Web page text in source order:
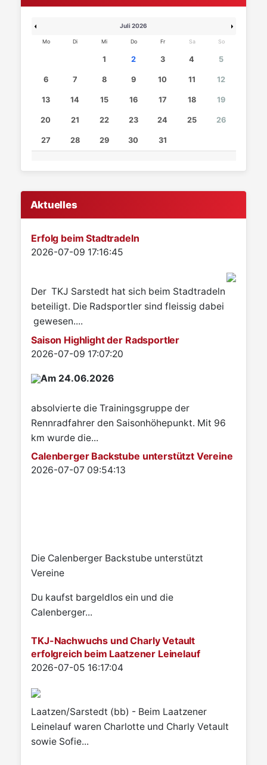
Juli 2026
Mo Di Mi Do Fr Sa So
1 2 3 4 5
6 7 8 9 10 11 12
13 14 15 16 17 18 19
20 21 22 23 24 25 26
27 28 29 30 31
Aktuelles
Erfolg beim Stadtradeln
Details
2026-07-09 17:16:45
Der TKJ Sarstedt hat sich beim Stadtradeln
beteiligt. Die Radsportler sind fleissig dabei
gewesen....
Saison Highlight der Radsportler
Details
2026-07-09 17:07:20
Am 24.06.2026
absolvierte die Trainingsgruppe der
Rennradfahrer den Saisonhöhepunkt. Mit 96
km wurde die...
Calenberger Backstube unterstützt Vereine
Details
2026-07-07 09:54:13
Die Calenberger Backstube unterstützt
Vereine
Du kaufst bargeldlos ein und die
Calenberger...
TKJ-Nachwuchs und Charly Vetault
erfolgreich beim Laatzener Leinelauf
Details
2026-07-05 16:17:04
Laatzen/Sarstedt (bb) - Beim Laatzener
Leinelauf waren Charlotte und Charly Vetault
sowie Sofie...